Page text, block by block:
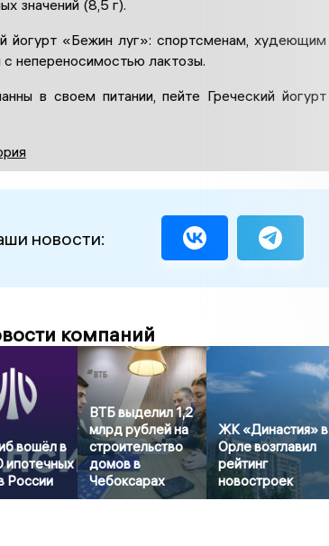
значений (8,5 г).
йогурт «Бежин луг»: спортсменам, худеющим
непереносимостью лактозы.
в своем питании, пейте Греческий йогурт
новости:
компаний
вошёл в
ипотечных
России
ВТБ выделил 1,2
млрд рублей на
строительство
домов в
Чебоксарах
ЖК «Династия» в
Орле возглавил
рейтинг
новостроек